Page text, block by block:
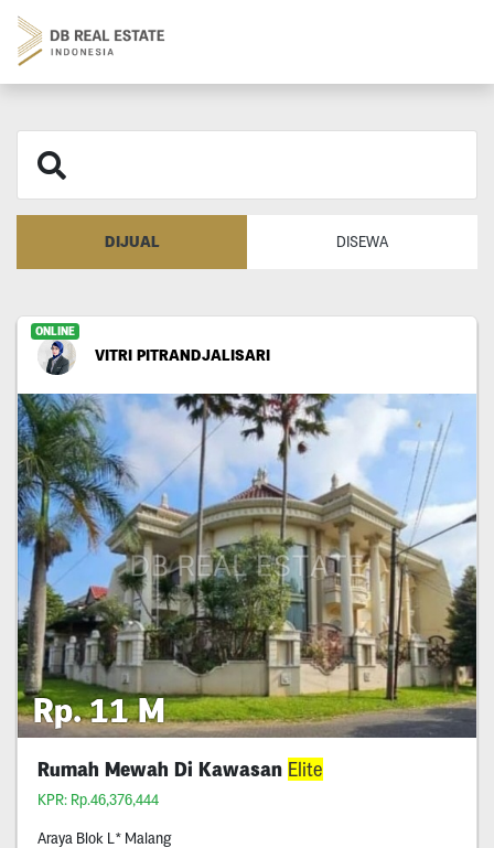
DIJUAL DISEWA
ONLINE
VITRI PITRANDJALISARI
Rp. 11 M
Rumah Mewah Di Kawasan Elite
KPR: Rp.46,376,444
Araya Blok L* Malang